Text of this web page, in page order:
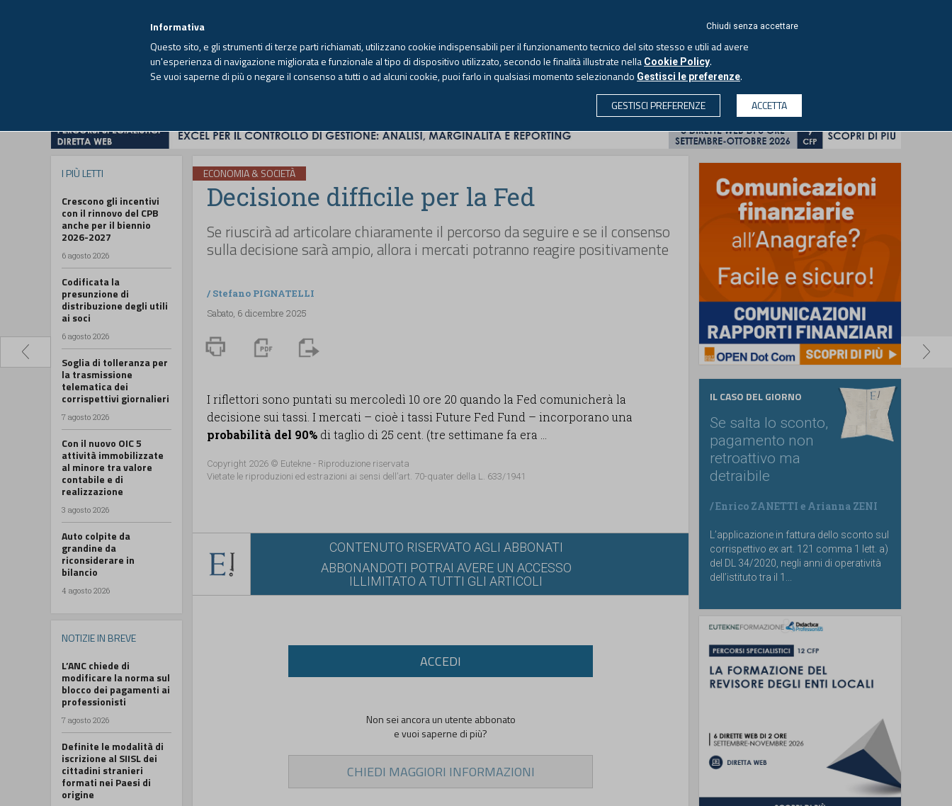
Venerdì, 7 agosto 2026 -Aggiornato alle 6.00
ECONOMIA & SOCIETÀ PROFESSIONI
I PIÙ LETTI
Crescono gli incentivi
con il rinnovo del CPB
anche per il biennio
2026-2027
6 agosto 2026
Codificata la
presunzione di
distribuzione degli utili
ai soci
6 agosto 2026
Soglia di tolleranza per
la trasmissione
telematica dei
corrispettivi giornalieri
7 agosto 2026
Con il nuovo OIC 5
attività immobilizzate
al minore tra valore
contabile e di
realizzazione
3 agosto 2026
Auto colpite da
grandine da
riconsiderare in
bilancio
4 agosto 2026
NOTIZIE IN BREVE
L’ANC chiede di
modificare la norma sul
blocco dei pagamenti ai
professionisti
7 agosto 2026
Definite le modalità di
iscrizione al SIISL dei
cittadini stranieri
formati nei Paesi di
origine
ECONOMIA & SOCIETÀ
Decisione difficile per la Fed
Se riuscirà ad articolare chiaramente il percorso da seguire e se il consenso
sulla decisione sarà ampio, allora i mercati potranno reagire positivamente
/ Stefano PIGNATELLI
Sabato, 6 dicembre 2025
I riflettori sono puntati su mercoledì 10 ore 20 quando la Fed comunicherà la
decisione sui tassi. I mercati – cioè i tassi Future Fed Fund – incorporano una
probabilità del 90% di taglio di 25 cent. (tre settimane fa era ...
Copyright 2026 © Eutekne - Riproduzione riservata
Vietate le riproduzioni ed estrazioni ai sensi dell’art. 70-quater della L. 633/1941
CONTENUTO RISERVATO AGLI ABBONATI
ABBONANDOTI POTRAI AVERE UN ACCESSO
ILLIMITATO A TUTTI GLI ARTICOLI
ACCEDI
Non sei ancora un utente abbonato
e vuoi saperne di più?
CHIEDI MAGGIORI INFORMAZIONI
IL CASO DEL GIORNO
Se salta lo sconto,
pagamento non
retroattivo ma
detraibile
/Enrico ZANETTI e Arianna ZENI
L’applicazione in fattura dello sconto sul
corrispettivo ex art. 121 comma 1 lett. a)
del DL 34/2020, negli anni di operatività
dell’istituto tra il 1...
Chiudi senza accettare
Informativa
Questo sito, e gli strumenti di terze parti richiamati, utilizzano cookie indispensabili per il funzionamento tecnico del sito stesso e utili ad avere
un'esperienza di navigazione migliorata e funzionale al tipo di dispositivo utilizzato, secondo le finalità illustrate nella Cookie Policy.
Se vuoi saperne di più o negare il consenso a tutti o ad alcuni cookie, puoi farlo in qualsiasi momento selezionando Gestisci le preferenze.
GESTISCI PREFERENZE
ACCETTA